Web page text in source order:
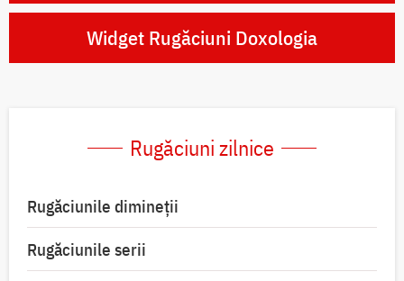
Widget Rugăciuni Doxologia
Rugăciuni zilnice
Rugăciunile dimineții
Rugăciunile serii